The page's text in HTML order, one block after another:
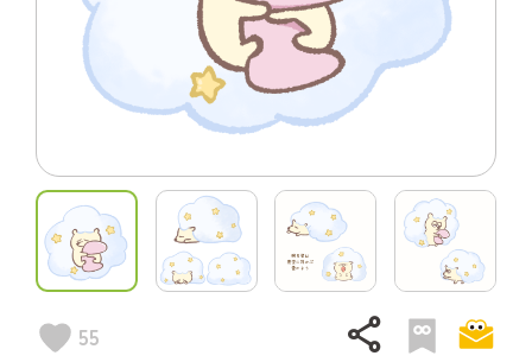
55 share